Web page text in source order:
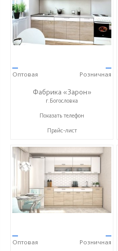
—
Оптовая
—
Розничная
Фабрика «Зарон»
г.Богословка
+7 (8412) 21-50-66
Показать телефон
Прайс-лист
—
Оптовая
—
Розничная